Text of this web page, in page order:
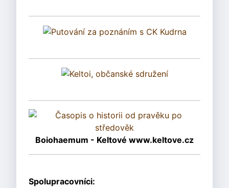
Boiohaemum - Keltové www.keltove.cz
Spolupracovníci: